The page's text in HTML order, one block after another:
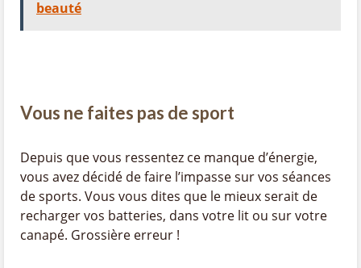
beauté
Vous ne faites pas de sport
Depuis que vous ressentez ce manque d’énergie,
vous avez décidé de faire l’impasse sur vos séances
de sports. Vous vous dites que le mieux serait de
recharger vos batteries, dans votre lit ou sur votre
canapé. Grossière erreur !